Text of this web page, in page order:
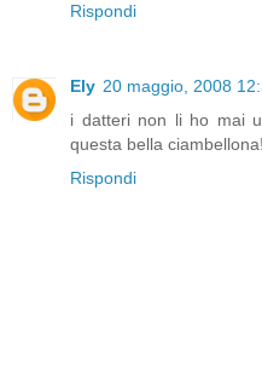
Rispondi
Ely 20 maggio, 2008
i datteri non li ho mai
questa bella
Rispondi